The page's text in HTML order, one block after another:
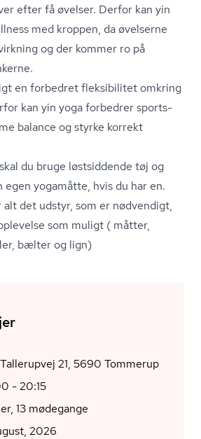
efter få øvelser. Derfor kan yin
med kroppen, da øvelserne
og der kommer ro på
en forbedret fleksibilitet omkring
kan yin yoga forbedrer sport­s­
balance og styrke korrekt
du bruge løstsiddende tøj og
yogamåtte, hvis du har en.
det udstyr, som er nødvendigt,
som muligt ( måtter,
bælter og lign)
YogaMoves, Tallerupvej 21, 5690 Tommerup
- 20:15
13 mødegange
2026